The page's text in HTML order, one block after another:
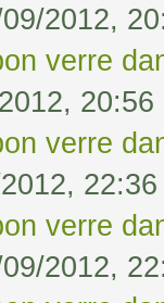
2012,
verre
20:56
verre
22:36
verre
2012,